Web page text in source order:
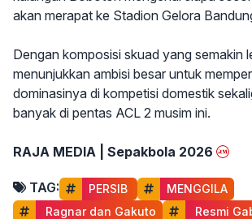
akan merapat ke Stadion Gelora
Dengan komposisi skuad yang semakin
menunjukkan ambisi besar untuk
dominasinya di kompetisi domestik
banyak di pentas ACL 2 musim ini.
RAJA MEDIA | Sepakbola 2026
TAG: PERSIB
MENGGILA
Ragnar dan Gakuto
Resmi